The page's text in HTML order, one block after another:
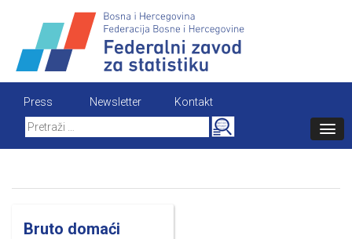
content
Press Newsletter
Kontakt
Search
for:
Bruto domaći